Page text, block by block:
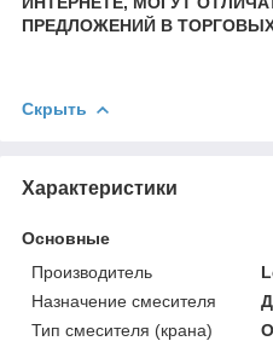
ПРЕДЛОЖЕНИЙ В
Скрыть
Характеристики
Основные
Производитель
Назначение смесителя
Тип смесителя (крана)